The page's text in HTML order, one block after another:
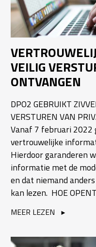
VEILIG
ONTVANGEN
DPO2 GEBRUIKT
VERSTUREN VAN
Vanaf 7 februari 2022
vertrouwelijke
Hierdoor garanderen
informatie met de
en dat niemand
kan lezen. HOE
MEER LEZEN